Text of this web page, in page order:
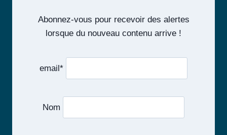
Abonnez-vous pour recevoir des alertes
lorsque du nouveau contenu arrive !
email*
Nom